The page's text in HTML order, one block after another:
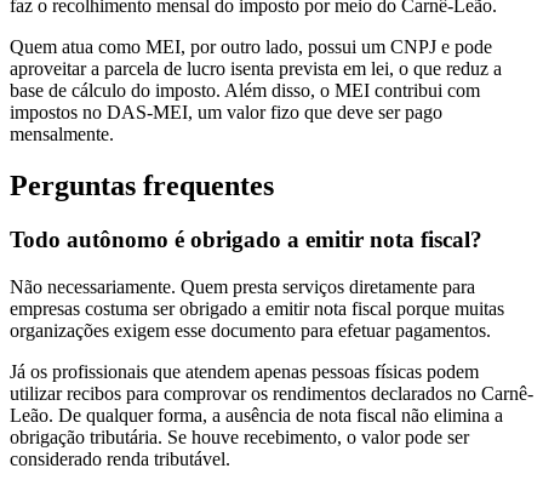
faz o recolhimento mensal do imposto por meio do Carnê-Leão.
Quem atua como MEI, por outro lado, possui um CNPJ e pode
aproveitar a parcela de lucro isenta prevista em lei, o que reduz a
base de cálculo do imposto. Além disso, o MEI contribui com
impostos no DAS-MEI, um valor fizo que deve ser pago
mensalmente.
Perguntas frequentes
Todo autônomo é obrigado a emitir nota fiscal?
Não necessariamente. Quem presta serviços diretamente para
empresas costuma ser obrigado a emitir nota fiscal porque muitas
organizações exigem esse documento para efetuar pagamentos.
Já os profissionais que atendem apenas pessoas físicas podem
utilizar recibos para comprovar os rendimentos declarados no Carnê-
Leão. De qualquer forma, a ausência de nota fiscal não elimina a
obrigação tributária. Se houve recebimento, o valor pode ser
considerado renda tributável.